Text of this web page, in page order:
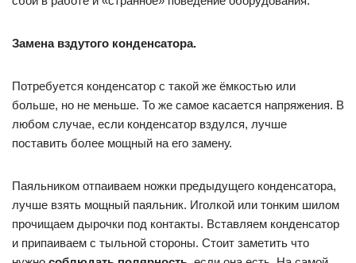
Замена вздутого конденсатора.
Потребуется конденсатор с такой же ёмкостью или
больше, но не меньше. То же самое касается напряжения. В
любом случае, если конденсатор вздулся, лучше
поставить более мощный на его замену.
Паяльником отпаиваем ножки предыдущего конденсатора,
лучше взять мощный паяльник. Иголкой или тонким шилом
прочищаем дырочки под контакты. Вставляем конденсатор
и припаиваем с тыльной стороны. Стоит заметить что